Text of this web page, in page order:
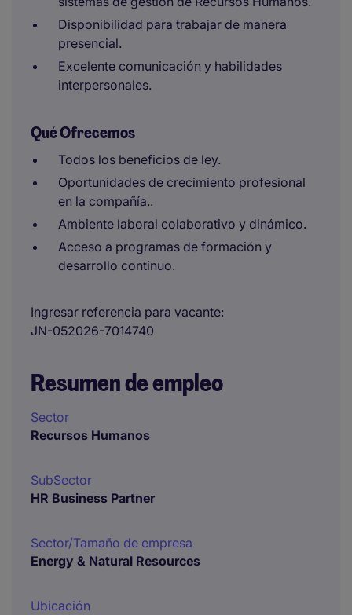
Disponibilidad para trabajar de manera
presencial.
Excelente comunicación y habilidades
interpersonales.
Qué Ofrecemos
Todos los beneficios de ley.
Oportunidades de crecimiento profesional
en la compañía..
Ambiente laboral colaborativo y dinámico.
Acceso a programas de formación y
desarrollo continuo.
Ingresar referencia para vacante
JN-052026-7014740
Resumen de empleo
Sector
Recursos Humanos
SubSector
HR Business Partner
Sector/Tamaño de empresa
Energy & Natural Resources
Ubicación